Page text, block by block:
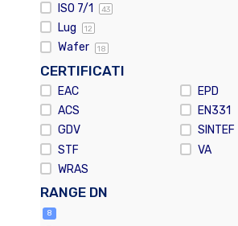
ISO 7/1 43
Lug 12
Wafer 18
CERTIFICATI
EAC
EPD
ACS
EN331
GDV
SINTEF
STF
VA
WRAS
RANGE DN
8